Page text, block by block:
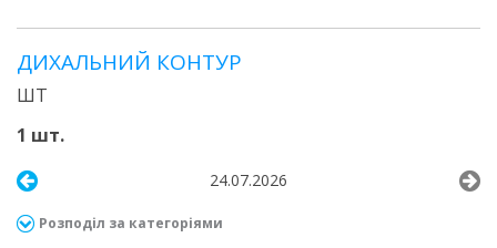
ДИХАЛЬНИЙ КОНТУР
ШТ
1 шт.
24.07.2026
Розподіл за категоріями